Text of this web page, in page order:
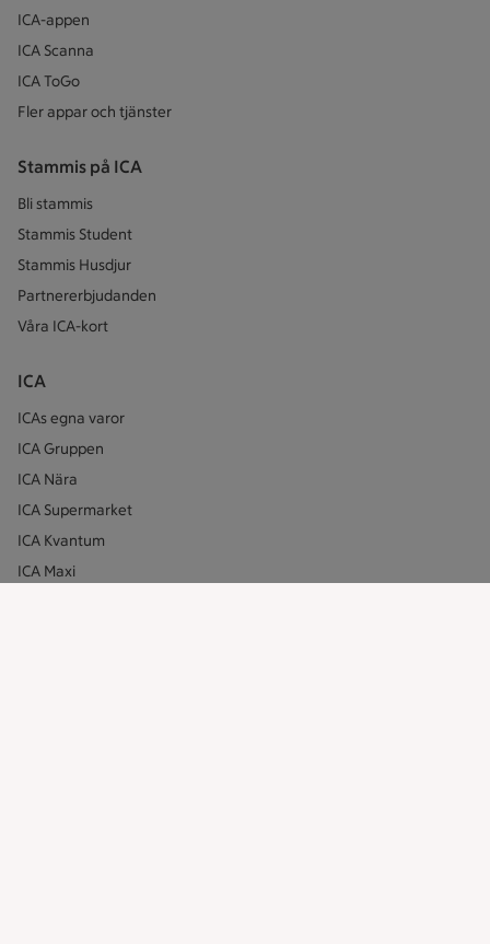
ICA-appen
ICA Scanna
ICA ToGo
Fler appar och tjänster
Stammis på ICA
Bli stammis
Stammis Student
Stammis Husdjur
Partnererbjudanden
Våra ICA-kort
ICA
ICAs egna varor
ICA Gruppen
ICA Nära
ICA Supermarket
ICA Kvantum
ICA Maxi